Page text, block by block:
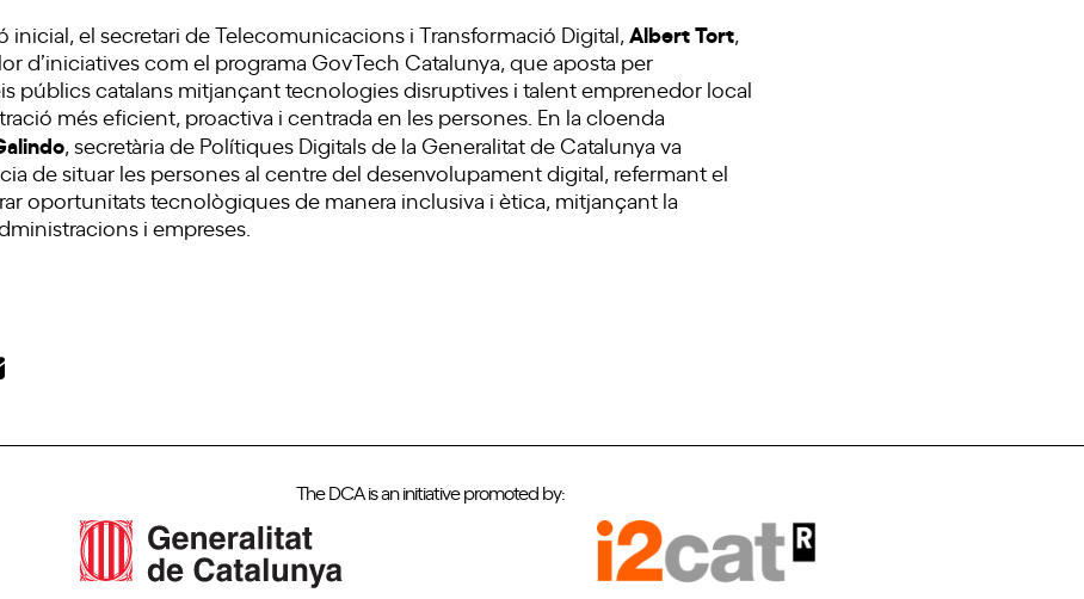
inicial, el secretari de Telecomunicacions i Transformació Digital,Albert Tort,
d’iniciatives com el programa GovTech Catalunya, que aposta per
públics catalans mitjançant tecnologies disruptives i talent emprenedor local
més eficient, proactiva i centrada en les persones. En la cloenda
, secretària de Polítiques Digitals de la Generalitat de Catalunya va
de situar les persones al centre del desenvolupament digital, refermant el
oportunitats tecnològiques de manera inclusiva i ètica, mitjançant la
i empreses.
The DCA is an initiative promoted by: